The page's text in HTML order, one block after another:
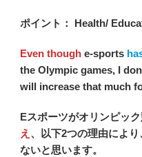
ポイント： Health/
Even though e-sports
the Olympic games, I
will increase that much
Eスポーツがオリンピッ
え 、以下2つの理由によ
ないと思います。